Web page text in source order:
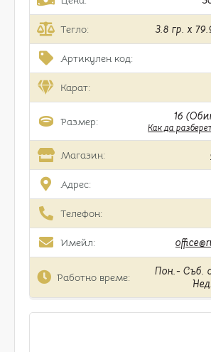
Тегло: 3.8 гр. x
Артикулен код:
Карат:
Размер: 16
Как да
Магазин:
Адрес:
Телефон:
Имейл:
Работно време:
Пон.- Съб.